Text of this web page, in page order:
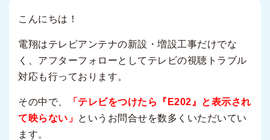
こんにちは！
電翔はテレビアンテナの新設・増設工事だけでな
く、アフターフォローとしてテレビの視聴トラブル
対応も行っております。
その中で、
「テレビをつけたら『E202』と表示され
て映らない」 というお問合せを数多くいただいてい
ます。